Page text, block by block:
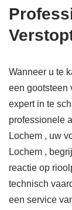
Wanneer u te
een gootsteen
expert in te
professionele
Lochem , uw
Lochem ,
reactie op
technisch
een service